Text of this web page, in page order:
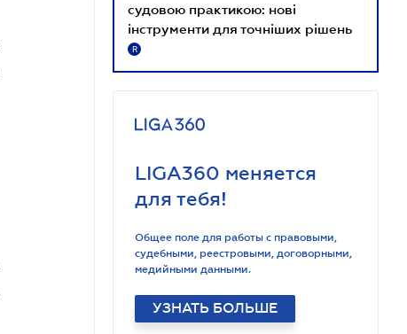
судовою практикою: нові
інструменти для точніших рішень
R
LIGA360 меняется
для тебя!
Общее поле для работы с правовыми,
судебными, реестровыми, договорными,
медийными данными.
УЗНАТЬ БОЛЬШЕ